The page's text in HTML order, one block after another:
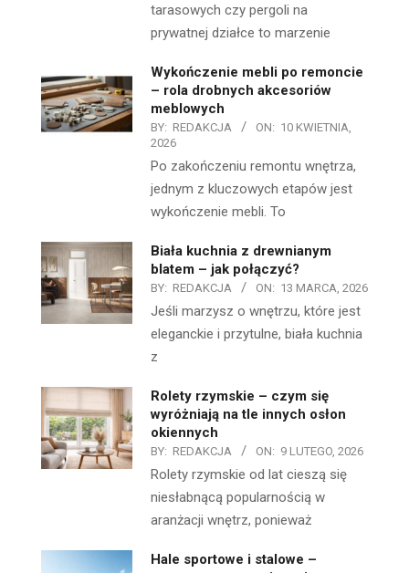
tarasowych czy pergoli na
prywatnej działce to marzenie
Wykończenie mebli po remoncie
– rola drobnych akcesoriów
meblowych
BY: REDAKCJA ON: 10 KWIETNIA,
2026
Po zakończeniu remontu wnętrza,
jednym z kluczowych etapów jest
wykończenie mebli. To
Biała kuchnia z drewnianym
blatem – jak połączyć?
BY: REDAKCJA ON: 13 MARCA, 2026
Jeśli marzysz o wnętrzu, które jest
eleganckie i przytulne, biała kuchnia
z
Rolety rzymskie – czym się
wyróżniają na tle innych osłon
okiennych
BY: REDAKCJA ON: 9 LUTEGO, 2026
Rolety rzymskie od lat cieszą się
niesłabnącą popularnością w
aranżacji wnętrz, ponieważ
Hale sportowe i stalowe –